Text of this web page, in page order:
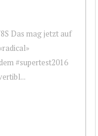
Das mag jetzt auf
#supertest2016